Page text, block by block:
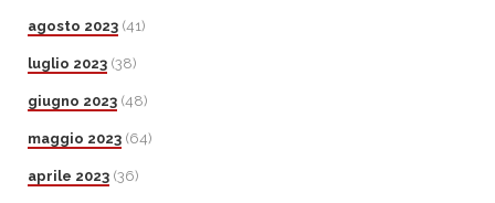
agosto 2023 (41)
luglio 2023 (38)
giugno 2023 (48)
maggio 2023 (64)
aprile 2023 (36)